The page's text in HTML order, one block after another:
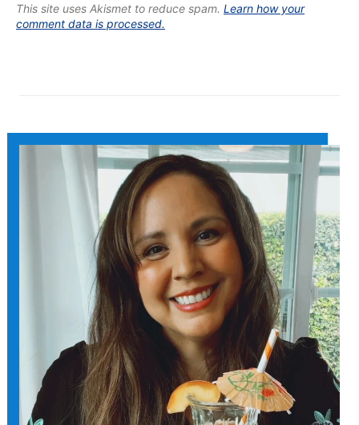
This site uses Akismet to reduce spam. Learn how your
comment data is processed.